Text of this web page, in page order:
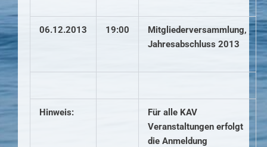
06.12.2013 19:00
Mitgliederversammlung,
Jahresabschluss 2013
Hinweis:
Für alle KAV
Veranstaltungen erfolgt
die Anmeldung